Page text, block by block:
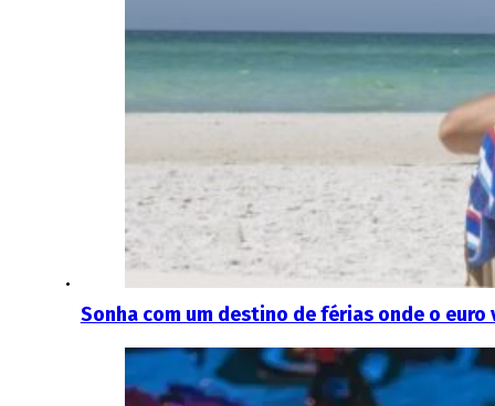
Sonha com um destino de férias onde o euro